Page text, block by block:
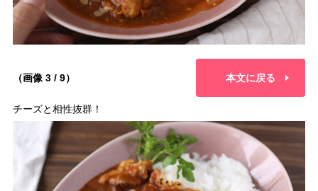
（画像 3 / 9） 本文に戻る
チーズと相性抜群！